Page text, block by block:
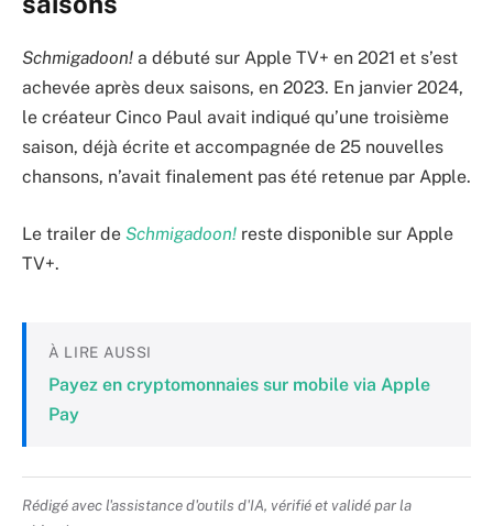
Schmigadoon! a débuté sur Apple TV+ en 2021 et s’est
achevée après deux saisons, en 2023. En janvier 2024,
le créateur Cinco Paul avait indiqué qu’une troisième
saison, déjà écrite et accompagnée de 25 nouvelles
chansons, n’avait finalement pas été retenue par Apple.
Le trailer de Schmigadoon! reste disponible sur Apple
TV+.
À LIRE AUSSI
Payez en cryptomonnaies sur mobile via Apple
Pay
Rédigé avec l'assistance d'outils d'IA, vérifié et validé par la